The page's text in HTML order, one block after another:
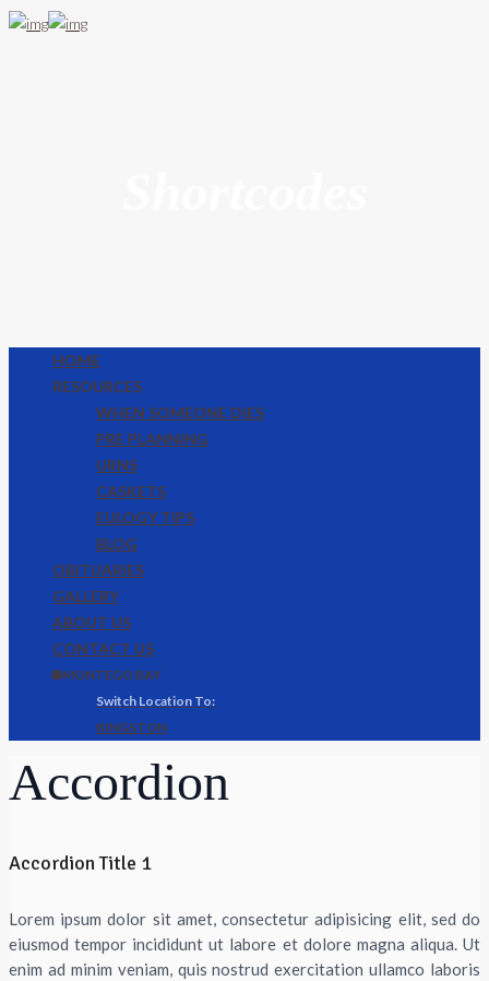
HOME
RESOURCES
WHEN SOMEONE DIES
PRE PLANNING
URNS
CASKETS
EULOGY TIPS
BLOG
OBITUARIES
GALLERY
ABOUT US
CONTACT US
🌐 MONTEGO BAY
KINGSTON
Accordion
Accordion Title 1
Lorem ipsum dolor sit amet, consectetur adipisicing elit, sed do
eiusmod tempor incididunt ut labore et dolore magna aliqua. Ut
enim ad minim veniam, quis nostrud exercitation ullamco laboris